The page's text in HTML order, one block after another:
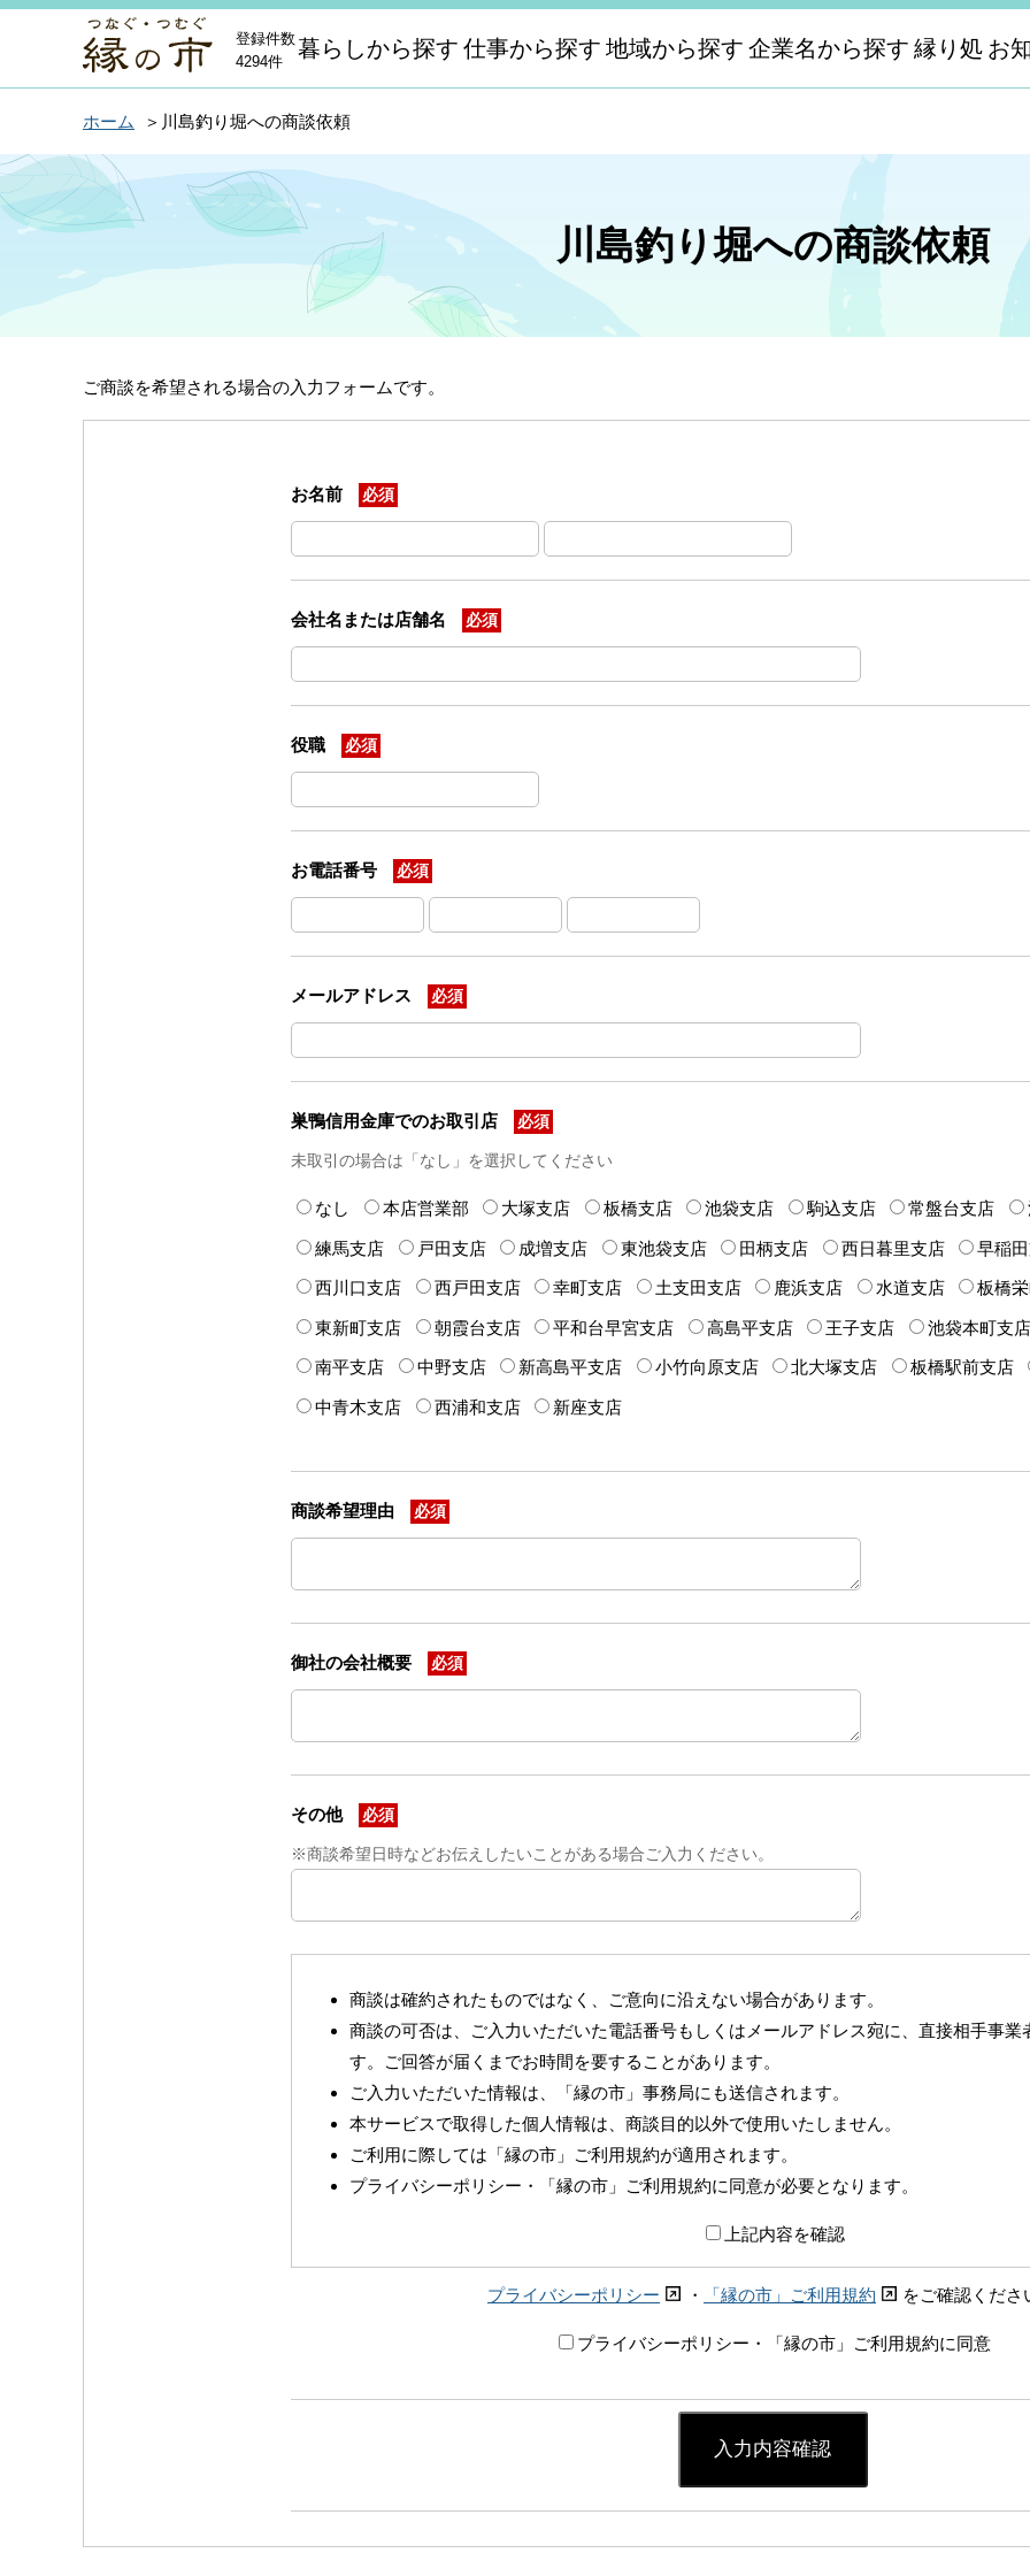
登録件数
4294件
暮らしから探す 仕事から探す 地域から探す 企業名から探す 縁り処 お
ホーム 川島釣り堀への商談依頼
川島釣り堀への商談依頼
ご商談を希望される場合の入力フォームです。
お名前 必須
会社名または店舗名 必須
役職 必須
お電話番号 必須
メールアドレス 必須
巣鴨信用金庫でのお取引店 必須
未取引の場合は「なし」を選択してください
なし 本店営業部 大塚支店 板橋支店 池袋支店 駒込支店 常盤台支店
練馬支店 戸田支店 成増支店 東池袋支店 田柄支店 西日暮里支店 早稲
西川口支店 西戸田支店 幸町支店 土支田支店 鹿浜支店 水道支店 板橋
東新町支店 朝霞台支店 平和台早宮支店 高島平支店 王子支店 池袋本町支店
南平支店 中野支店 新高島平支店 小竹向原支店 北大塚支店 板橋駅前支店
中青木支店 西浦和支店 新座支店
商談希望理由 必須
御社の会社概要 必須
その他 必須
※商談希望日時などお伝えしたいことがある場合ご入力ください。
商談は確約されたものではなく、ご意向に沿えない場合があります。
商談の可否は、ご入力いただいた電話番号もしくはメールアドレス宛に、直接相手事業
す。ご回答が届くまでお時間を要することがあります。
ご入力いただいた情報は、「縁の市」事務局にも送信されます。
本サービスで取得した個人情報は、商談目的以外で使用いたしません。
ご利用に際しては「縁の市」ご利用規約が適用されます。
プライバシーポリシー・「縁の市」ご利用規約に同意が必要となります。
上記内容を確認
プライバシーポリシー ・ 「縁の市」ご利用規約 をご確認くださ
プライバシーポリシー・「縁の市」ご利用規約に同意
入力内容確認